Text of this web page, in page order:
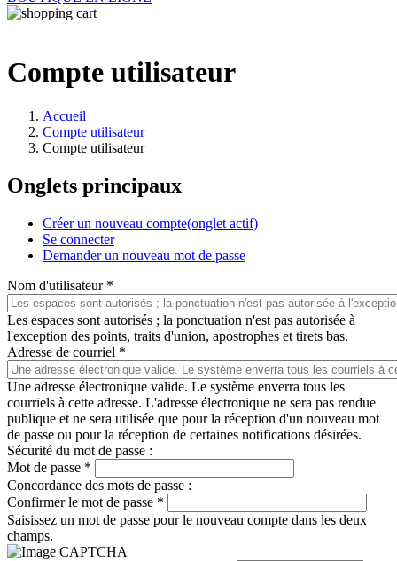
Compte utilisateur
Accueil
Compte utilisateur
Compte utilisateur
Onglets principaux
Créer un nouveau compte(onglet actif)
Se connecter
Demander un nouveau mot de passe
Nom d'utilisateur *
Les espaces sont autorisés ; la ponctuation n'est pas autorisée à
l'exception des points, traits d'union, apostrophes et tirets bas.
Adresse de courriel *
Une adresse électronique valide. Le système enverra tous les
courriels à cette adresse. L'adresse électronique ne sera pas rendue
publique et ne sera utilisée que pour la réception d'un nouveau mot
de passe ou pour la réception de certaines notifications désirées.
Sécurité du mot de passe :
Mot de passe *
Concordance des mots de passe :
Confirmer le mot de passe *
Saisissez un mot de passe pour le nouveau compte dans les deux
champs.